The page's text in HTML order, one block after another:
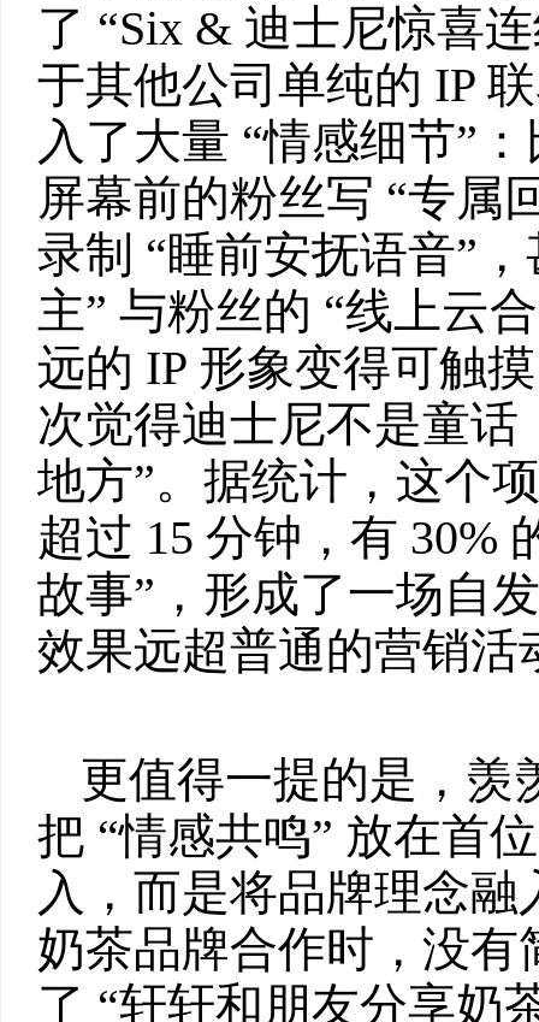
了 “Six & 迪士尼惊喜
于其他公司单纯的 IP
入了大量 “情感细节”
屏幕前的粉丝写 “专属
录制 “睡前安抚语音”
主” 与粉丝的 “线上云
远的 IP 形象变得可触
次觉得迪士尼不是童
地方”。据统计，这个
超过 15 分钟，有 30%
故事”，形成了一场自
效果远超普通的营销活
更值得一提的是，羡
把 “情感共鸣” 放在首
入，而是将品牌理念
奶茶品牌合作时，没
了 “轩轩和朋友分享奶